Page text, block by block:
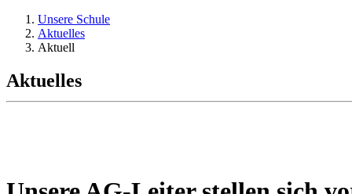
Unsere Schule
Aktuelles
Aktuell
Aktuelles